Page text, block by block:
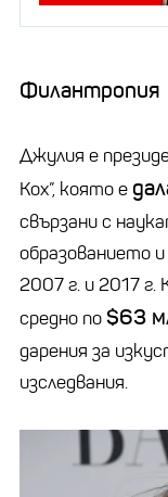
Филантропия
Джулия е
Кох”, която е
свързани с
образованието
2007 г. и 2017 г.
средно по$63
дарения за
изследвания.